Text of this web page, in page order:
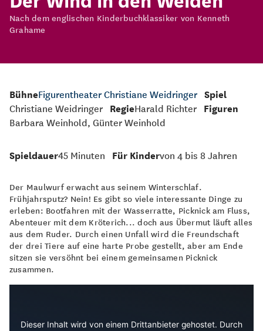
Nach dem englischen Kinderbuchklassiker von Kenneth
Grahame
Der Maulwurf erwacht aus seinem Winterschlaf.
Frühjahrsputz? Nein! Es gibt so viele interessante Dinge zu
erleben: Bootfahren mit der Wasserratte, Picknick am Fluss,
Abenteuer mit dem Kröterich... doch aus Übermut läuft alles
aus dem Ruder. Durch einen Unfall wird die Freundschaft
der drei Tiere auf eine harte Probe gestellt, aber am Ende
sitzen sie versöhnt bei einem gemeinsamen Picknick
zusammen.
Dieser Inhalt wird von einem Drittanbieter gehostet. Durch
BühneFigurentheater Christiane Weidringer Spiel
Christiane Weidringer RegieHarald Richter Figuren
Barbara Weinhold, Günter Weinhold
Spieldauer45 Minuten Für Kindervon 4 bis 8 Jahren